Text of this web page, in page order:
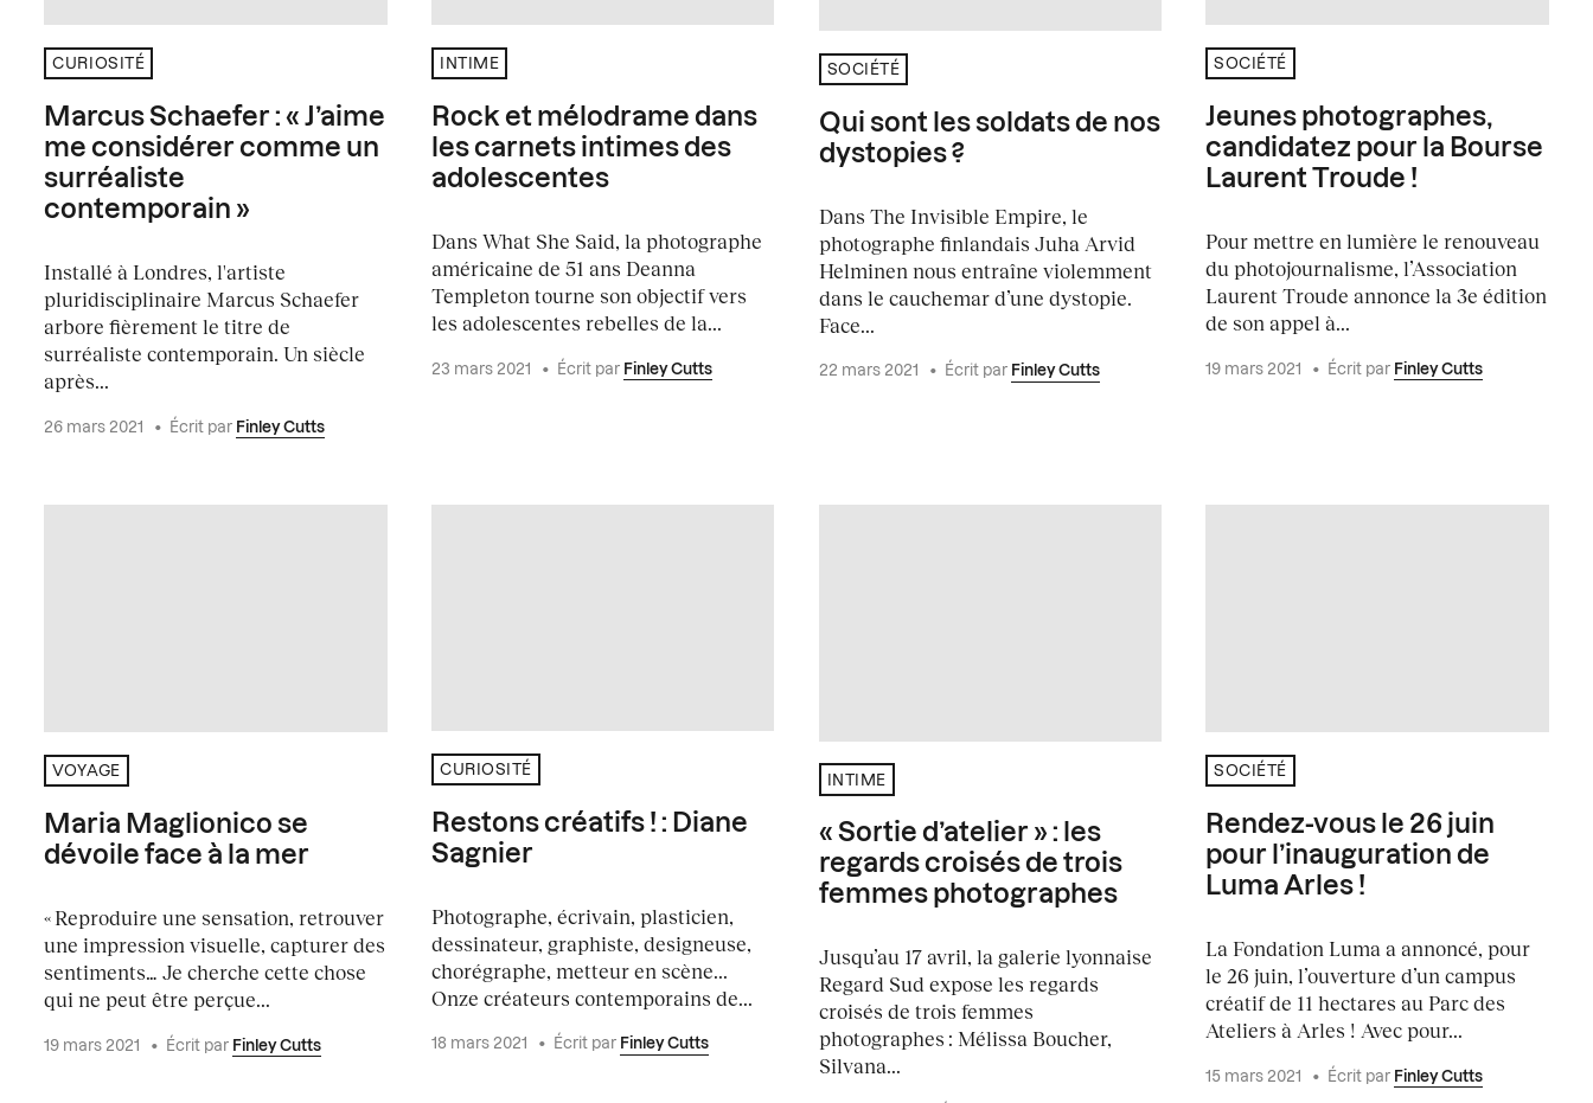
CURIOSITÉ
Marcus Schaefer : « J’aime
me considérer comme un
surréaliste
contemporain »
Installé à Londres, l'artiste
pluridisciplinaire Marcus Schaefer
arbore fièrement le titre de
surréaliste contemporain. Un siècle
après...
26 mars 2021 • Écrit par Finley Cutts
INTIME
Rock et mélodrame dans
les carnets intimes des
adolescentes
Dans What She Said, la photographe
américaine de 51 ans Deanna
Templeton tourne son objectif vers
les adolescentes rebelles de la...
23 mars 2021 • Écrit par Finley Cutts
SOCIÉTÉ
Qui sont les soldats de nos
dystopies ?
Dans The Invisible Empire, le
photographe finlandais Juha Arvid
Helminen nous entraîne violemment
dans le cauchemar d’une dystopie.
Face...
22 mars 2021 • Écrit par Finley Cutts
SOCIÉTÉ
Jeunes photographes,
candidatez pour la Bourse
Laurent Troude !
Pour mettre en lumière le renouveau
du photojournalisme, l’Association
Laurent Troude annonce la 3e édition
de son appel à...
19 mars 2021 • Écrit par Finley Cutts
VOYAGE
Maria Maglionico se
dévoile face à la mer
« Reproduire une sensation, retrouver
une impression visuelle, capturer des
sentiments… Je cherche cette chose
qui ne peut être perçue...
19 mars 2021 • Écrit par Finley Cutts
CURIOSITÉ
Restons créatifs ! : Diane
Sagnier
Photographe, écrivain, plasticien,
dessinateur, graphiste, designeuse,
chorégraphe, metteur en scène...
Onze créateurs contemporains de...
18 mars 2021 • Écrit par Finley Cutts
INTIME
« Sortie d’atelier » : les
regards croisés de trois
femmes photographes
Jusqu’au 17 avril, la galerie lyonnaise
Regard Sud expose les regards
croisés de trois femmes
photographes : Mélissa Boucher,
Silvana...
SOCIÉTÉ
Rendez-vous le 26 juin
pour l’inauguration de
Luma Arles !
La Fondation Luma a annoncé, pour
le 26 juin, l’ouverture d’un campus
créatif de 11 hectares au Parc des
Ateliers à Arles ! Avec pour...
15 mars 2021 • Écrit par Finley Cutts